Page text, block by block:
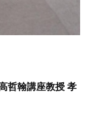
哲翰講座教授 孝